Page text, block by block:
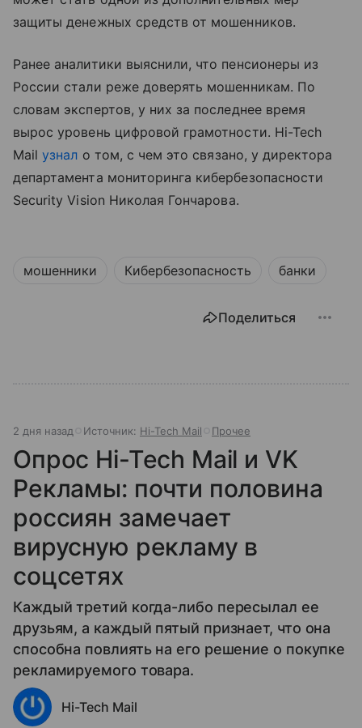
защиты денежных средств от мошенников.
Ранее аналитики выяснили, что пенсионеры из
России стали реже доверять мошенникам. По
словам экспертов, у них за последнее время
вырос уровень цифровой грамотности. Hi-Tech
Mailузнал о том, с чем это связано, у директора
департамента мониторинга кибербезопасности
Security Vision Николая Гончарова.
мошенники Кибербезопасность банки
Поделиться
2 дня назад Источник: Hi-Tech Mail Прочее
Опрос Hi-Tech Mail и VK
Рекламы: почти половина
россиян замечает
вирусную рекламу в
соцсетях
Каждый третий когда-либо пересылал ее
друзьям, а каждый пятый признает, что она
способна повлиять на его решение о покупке
рекламируемого товара.
Hi-Tech Mail